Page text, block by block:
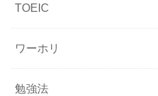
TOEIC
ワーホリ
勉強法